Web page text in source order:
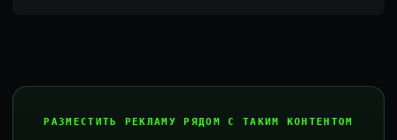
РАЗМЕСТИТЬ РЕКЛАМУ РЯДОМ С ТАКИМ КОНТЕНТОМ